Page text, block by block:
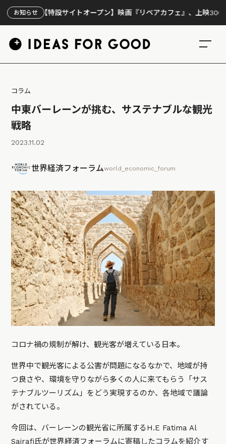
お知らせ
【特設サイトオープン】映画『リペアカフェ』、上映300回の先で
コラム
中東バーレーンが挑む、サステナブルな観光
戦略
2023.11.02
世界経済フォーラムworld_economic_forum
コロナ禍の規制が解け、観光客が増えている日本。
世界中で観光客による公害が問題になるなかで、地域が持
つ良さや、環境を守りながら多くの人に来てもらう「サス
テナブルツーリズム」をどう実現するのか、各地域で議論
がされている。
今回は、バーレーンの観光省に所属するH.E Fatima Al
Sairafi氏が世界経済フォーラムに寄稿したコラムを紹介す